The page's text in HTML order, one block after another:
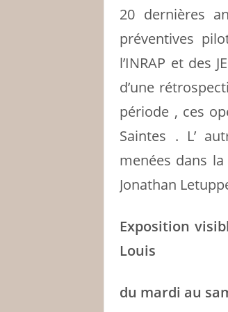
20 dernières
préventives
l’INRAP et des
d’une
période , ces
Saintes . L’
menées dans
Jonathan
Exposition
Louis
du mardi au